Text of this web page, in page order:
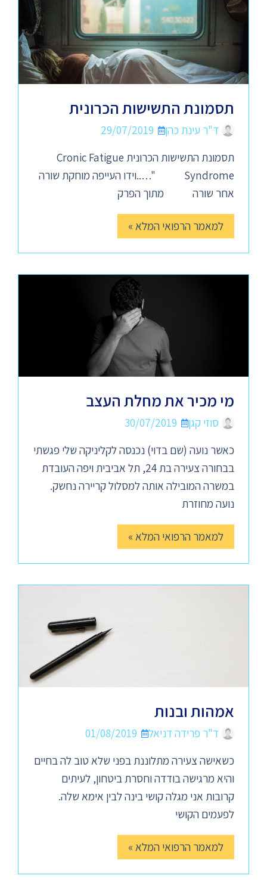
תסמונת התשישות הכרונית
ד"ר עינת כהן
29/07/2019
תסמונת התשישות הכרונית Cronic Fatigue
Syndrome "…..וידו העייפה מוחקת שורה
אחר שורה מתוך הפרק
למאמר הרפואי המלא »
מי מכיר את מחלת העצב
סוזי קגן
30/07/2019
כאשר נועה (שם בדוי) נכנסה לקליניקה שלי פגשתי
בבחורה צעירה בת 24, תל אביבית ויפה העובדת
במשרה המובילה אותה למסלול קריירה נחשק.
נועה מחוזרת
למאמר הרפואי המלא »
אמהות ובנות
ד"ר פרידה דניאל
01/08/2019
כשאישה צעירה מתלוננת בפני שלא טוב לה בחיים
והיא מרגישה בודדה וחסרת ביטחון, לעיתים
קרובות אני מגלה קושי בינה לבין אימא שלה.
לפעמים הקושי
למאמר הרפואי המלא »